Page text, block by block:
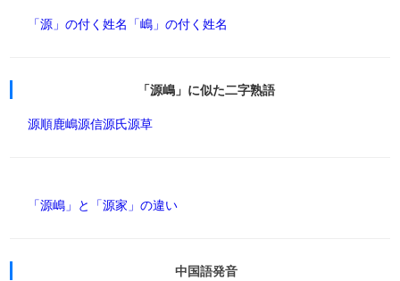
「源」の付く姓名 「嶋」の付く姓名
「源嶋」に似た二字熟語
源順鹿嶋源信源氏源草
「源嶋」と「源家」の違い
中国語発音